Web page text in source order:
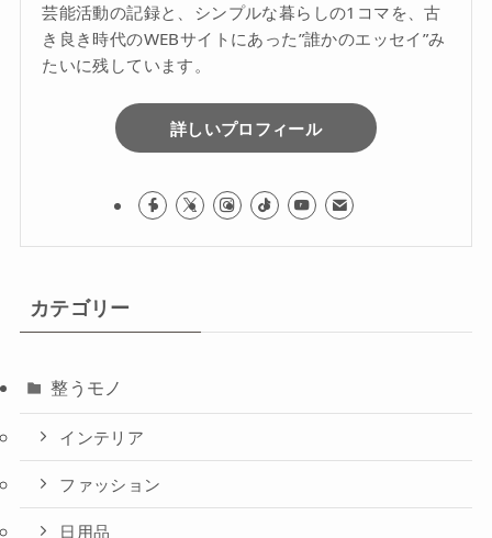
芸能活動の記録と、シンプルな暮らしの1コマを、古
き良き時代のWEBサイトにあった”誰かのエッセイ”み
たいに残しています。
詳しいプロフィール
カテゴリー
整うモノ
インテリア
ファッション
日用品